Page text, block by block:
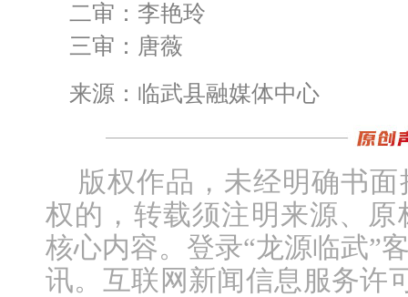
二审：李艳玲
三审：唐薇
来源：临武县融媒体中心
版权作品，未经明确书
权的，转载须注明来源、
核心内容。登录“龙源临武”
讯。互联网新闻信息服务许